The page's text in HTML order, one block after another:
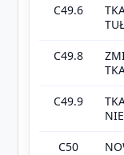
C49.6
C49.8
C49.9
C50